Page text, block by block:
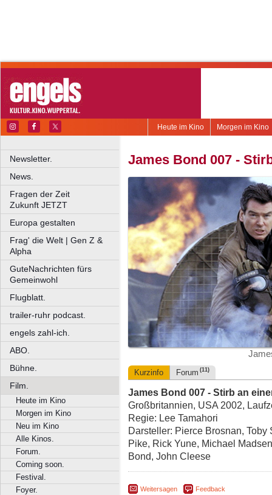
Morgen im Kino
Heute im Kino
Newsletter.
News.
Fragen der Zeit
Zukunft JETZT
Europa gestalten
Frag' die Welt | Gen Z &
Alpha
GuteNachrichten fürs
Gemeinwohl
Flugblatt.
trailer-ruhr podcast.
engels zahl-ich.
ABO.
Bühne.
Film.
Heute im Kino
Morgen im Kino
Neu im Kino
Alle Kinos.
Forum.
Coming soon.
Festival.
Foyer.
James Bond 007 -
Kurzinfo Forum (11)
James Bond 007 - Stirb an
Großbritannien, USA 2002,
Regie: Lee Tamahori
Darsteller: Pierce Brosnan,
Pike, Rick Yune, Michael
Bond, John Cleese
Weitersagen Feedback